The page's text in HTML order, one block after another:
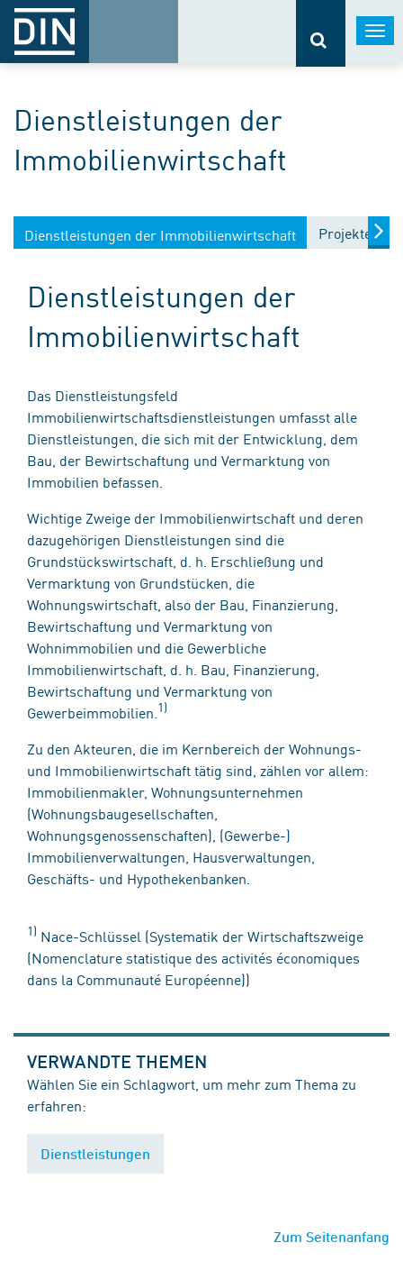
Dienstleistungen der
Immobilienwirtschaft
Dienstleistungen der Immobilienwirtschaft Projekte
Dienstleistungen der
Immobilienwirtschaft
Das Dienstleistungsfeld
Immobilienwirtschaftsdienstleistungen umfasst alle
Dienstleistungen, die sich mit der Entwicklung, dem
Bau, der Bewirtschaftung und Vermarktung von
Immobilien befassen.
Wichtige Zweige der Immobilienwirtschaft und deren
dazugehörigen Dienstleistungen sind die
Grundstückswirtschaft, d. h. Erschließung und
Vermarktung von Grundstücken, die
Wohnungswirtschaft, also der Bau, Finanzierung,
Bewirtschaftung und Vermarktung von
Wohnimmobilien und die Gewerbliche
Immobilienwirtschaft, d. h. Bau, Finanzierung,
Bewirtschaftung und Vermarktung von
Gewerbeimmobilien. 1)
Zu den Akteuren, die im Kernbereich der Wohnungs-
und Immobilienwirtschaft tätig sind, zählen vor allem:
Immobilienmakler, Wohnungsunternehmen
(Wohnungsbaugesellschaften,
Wohnungsgenossenschaften), (Gewerbe-)
Immobilienverwaltungen, Hausverwaltungen,
Geschäfts- und Hypothekenbanken.
1) Nace-Schlüssel (Systematik der Wirtschaftszweige
(Nomenclature statistique des activités économiques
dans la Communauté Européenne))
VERWANDTE THEMEN
Wählen Sie ein Schlagwort, um mehr zum Thema zu
erfahren:
Dienstleistungen
Zum Seitenanfang